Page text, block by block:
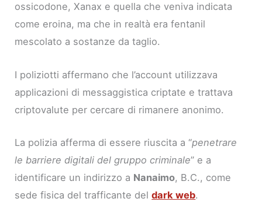
ossicodone, Xanax e quella che veniva indicata
come eroina, ma che in realtà era fentanil
mescolato a sostanze da taglio.
I poliziotti affermano che l’account utilizzava
applicazioni di messaggistica criptate e trattava
criptovalute per cercare di rimanere anonimo.
La polizia afferma di essere riuscita a “penetrare
le barriere digitali del gruppo criminale” e a
identificare un indirizzo a Nanaimo, B.C., come
sede fisica del trafficante deldark web.